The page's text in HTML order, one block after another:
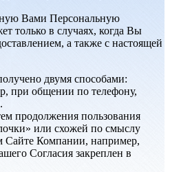
Вами Персональную
только в случаях, когда Вы
а также с настоящей
двумя способами:
при общении по телефону,
продолжения пользования
или схожей по смыслу
Сайте Компании, например,
Согласия закреплен в